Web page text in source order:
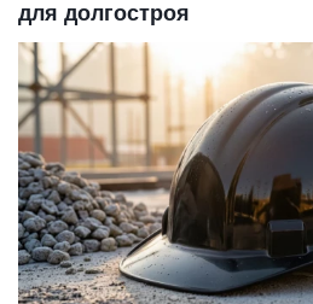
для долгостроя